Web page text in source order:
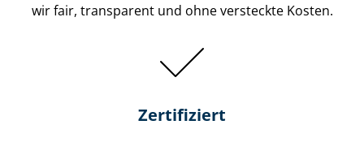
wir fair, transparent und ohne versteckte Kosten.
Zertifiziert